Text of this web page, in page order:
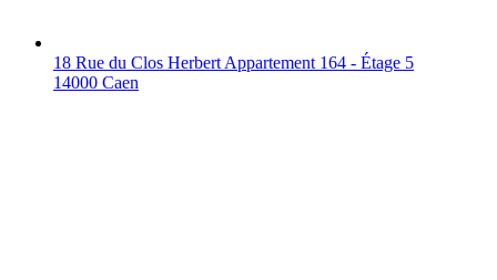
18 Rue du Clos Herbert Appartement 164 - Étage 5
14000 Caen